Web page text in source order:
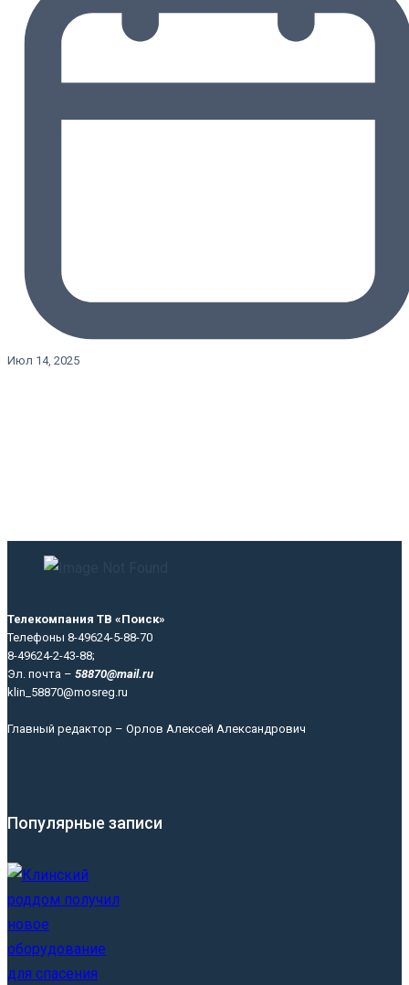
Июл 14, 2025
Телекомпания ТВ «Поиск»
Телефоны 8-49624-5-88-70
8-49624-2-43-88;
Эл. почта – 58870@mail.ru
klin_58870@mosreg.ru
Главный редактор – Орлов Алексей Александрович
Популярные записи